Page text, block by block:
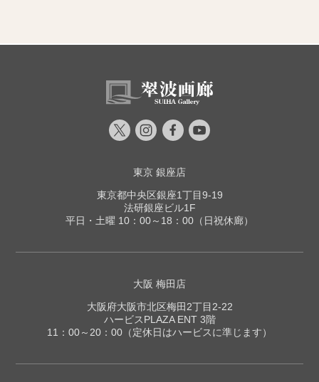
東京 銀座店
東京都中央区銀座1丁目9-19
法研銀座ビル1F
平日・土曜 10：00～18：00（日祝休廊）
大阪 梅田店
大阪府大阪市北区梅田2丁目2-22
ハービスPLAZA ENT 3階
11：00～20：00（定休日はハービスに準じます）